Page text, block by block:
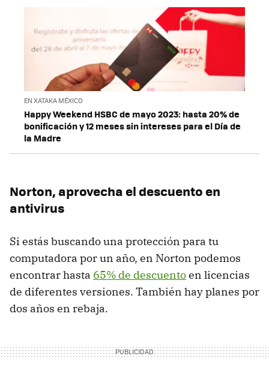
EN XATAKA MÉXICO
Happy Weekend HSBC de mayo 2023: hasta 20% de
bonificación y 12 meses sin intereses para el Día de
la Madre
Norton, aprovecha el descuento en
antivirus
Si estás buscando una protección para tu
computadora por un año, en Norton podemos
encontrar hasta 65% de descuentoen licencias
de diferentes versiones. También hay planes por
dos años en rebaja.